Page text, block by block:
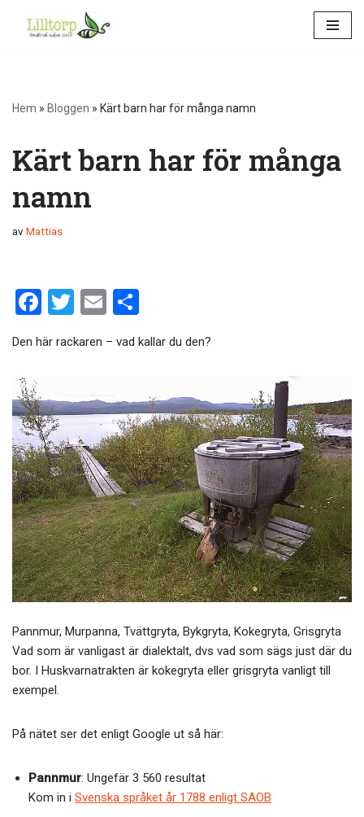
Hem » Bloggen » Kärt barn har för många namn
Kärt barn har för många
namn
avMattias
F
ce
o
o
k
T
tt
E
ail a
Den här rackaren – vad kallar du den?
Pannmur, Murpanna, Tvättgryta, Bykgryta, Kokegryta, Grisgryta
Vad som är vanligast är dialektalt, dvs vad som sägs just där du
bor. I Huskvarnatrakten är kokegryta eller grisgryta vanligt till
exempel.
På nätet ser det enligt Google ut så här:
Pannmur: Ungefär 3 560 resultat
Kom in i Svenska språket år 1788 enligt SAOB